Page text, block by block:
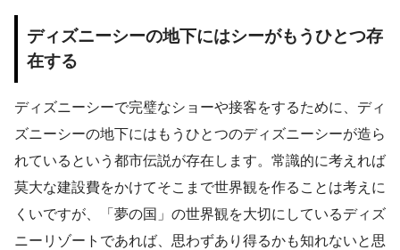
ディズニーシーの地下にはシーがもうひとつ存
在する
ディズニーシーで完璧なショーや接客をするために、ディ
ズニーシーの地下にはもうひとつのディズニーシーが造ら
れているという都市伝説が存在します。常識的に考えれば
莫大な建設費をかけてそこまで世界観を作ることは考えに
くいですが、「夢の国」の世界観を大切にしているディズ
ニーリゾートであれば、思わずあり得るかも知れないと思